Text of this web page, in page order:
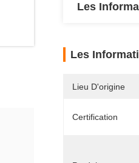
Les
Les
Lieu D'origine
Certification